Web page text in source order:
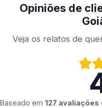
Opiniões de
Veja os relatos de
Baseado em 127 avaliações